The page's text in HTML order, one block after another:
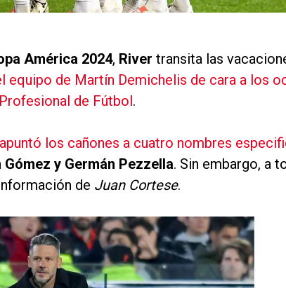
América 2024, River transita las
equipo de Martín Demichelis de cara a los
de Fútbol.
los cañones a cuatro nombres
y Germán Pezzella. Sin embargo, a
de Juan Cortese.